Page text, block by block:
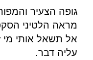
גופה הצעיר
מראה הלטיני
אל תשאל אותי מי
עליה דבר.